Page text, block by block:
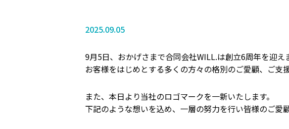
2025.09.05
9月5日、おかげさまで合同会社WILL.は創立6周年を迎え
お客様をはじめとする多くの方々の格別のご愛顧、ご支
また、本日より当社のロゴマークを一新いたします。
下記のような想いを込め、一層の努力を行い皆様のご愛